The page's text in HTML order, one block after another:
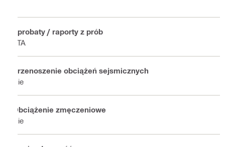
Aprobaty / raporty z prób
ETA
Przenoszenie obciążeń sejsmicznych
Nie
Obciążenie zmęczeniowe
Nie